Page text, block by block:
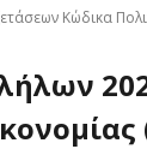
Κώδικα